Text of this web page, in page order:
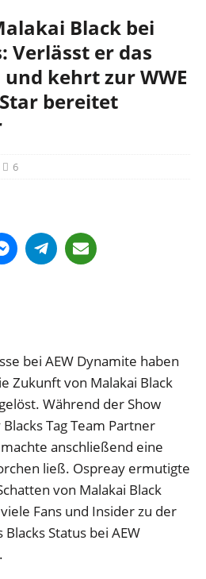
Black bei
Verlässt er das
kehrt zur WWE
bereitet
6
bei AEW Dynamite haben
Zukunft von Malakai Black
Während der Show
Tag Team Partner
anschließend eine
ließ. Ospreay ermutigte
von Malakai Black
Fans und Insider zu der
Status bei AEW